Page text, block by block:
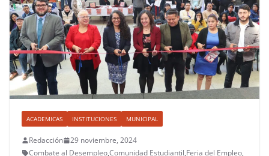
ACADEMICAS INSTITUCIONES MUNICIPAL
Redacción
29 noviembre, 2024
Combate al Desempleo,Comunidad Estudiantil,Feria del Empleo,